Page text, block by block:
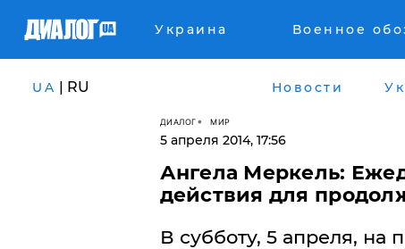
Украина Военное
UA | RU Новости
ДИАЛОГ МИР
5 апреля 2014, 17:56
Ангела Меркель:
действия для
В субботу, 5 апреля,